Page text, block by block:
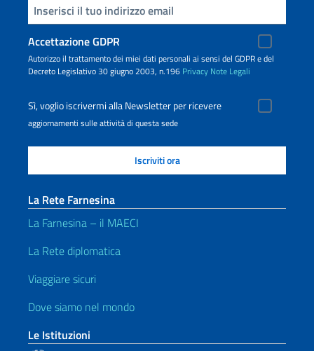
Inserisci la tua email
Accettazione GDPR
Autorizzo il trattamento dei miei dati personali ai sensi del GDPR e del
Decreto Legislativo 30 giugno 2003, n.196 Privacy Note Legali
Sì, voglio iscrivermi alla Newsletter per ricevere
aggiornamenti sulle attività di questa sede
La Rete Farnesina
La Farnesina – il MAECI
La Rete diplomatica
Viaggiare sicuri
Dove siamo nel mondo
Le Istituzioni